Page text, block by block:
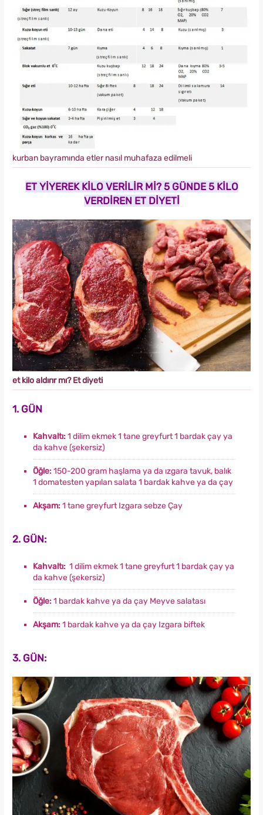
kurban bayramında etler nasıl muhafaza edilmeli
ET YİYEREK KİLO VERİLİR Mİ? 5 GÜNDE 5 KİLO
VERDİREN ET DİYETİ
et kilo aldırır mı? Et diyeti
1. GÜN
Kahvaltı:1 dilim ekmek 1 tane greyfurt 1 bardak çay ya
da kahve (şekersiz)
Öğle:150-200 gram haşlama ya da ızgara tavuk, balık
1 domatesten yapılan salata 1 bardak kahve ya da çay
Akşam:1 tane greyfurt Izgara sebze Çay
2. GÜN:
Kahvaltı: 1 dilim ekmek 1 tane greyfurt 1 bardak çay ya
da kahve (şekersiz)
Öğle:1 bardak kahve ya da çay Meyve salatası
Akşam:1 bardak kahve ya da çay Izgara biftek
3. GÜN: